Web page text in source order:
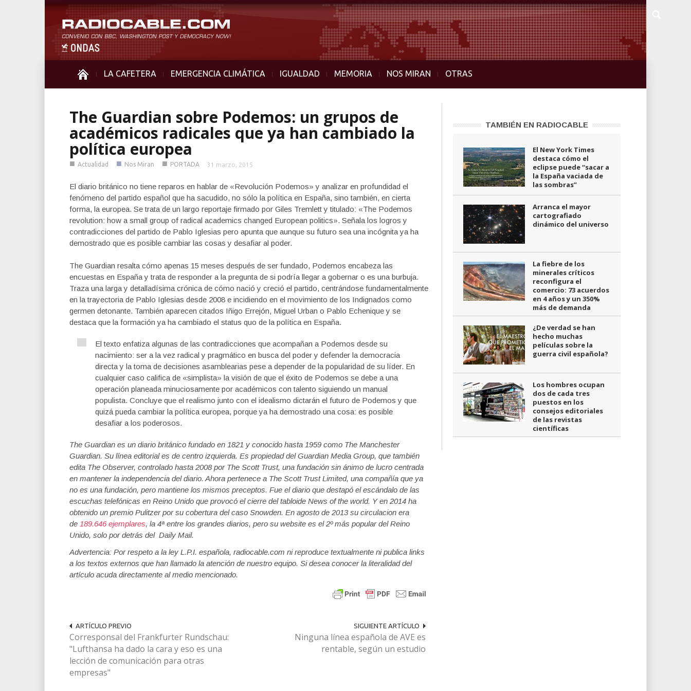
LA CAFETERA EMERGENCIA CLIMÁTICA IGUALDAD MEMORIA NOS MIRAN OTRAS
The Guardian sobre Podemos: un grupos de
académicos radicales que ya han cambiado la
política europea
■ Actualidad ■ Nos Miran ■ PORTADA 31 marzo, 2015
El diario británico no tiene reparos en hablar de «Revolución Podemos» y analizar en profundidad el
fenómeno del partido español que ha sacudido, no sólo la política en España, sino también, en cierta
forma, la europea. Se trata de un largo reportaje firmado por Giles Tremlett y titulado: «The Podemos
revolution: how a small group of radical academics changed European politics». Señala los logros y
contradicciones del partido de Pablo Iglesias pero apunta que aunque su futuro sea una incógnita ya ha
demostrado que es posible cambiar las cosas y desafiar al poder.
The Guardian resalta cómo apenas 15 meses después de ser fundado, Podemos encabeza las
encuestas en España y trata de responder a la pregunta de si podría llegar a gobernar o es una burbuja.
Traza una larga y detalladísima crónica de cómo nació y creció el partido, centrándose fundamentalmente
en la trayectoria de Pablo Iglesias desde 2008 e incidiendo en el movimiento de los Indignados como
germen detonante. También aparecen citados Iñigo Errejón, Miguel Urban o Pablo Echenique y se
destaca que la formación ya ha cambiado el status quo de la política en España.
El texto enfatiza algunas de las contradicciones que acompañan a Podemos desde su
nacimiento: ser a la vez radical y pragmático en busca del poder y defender la democracia
directa y la toma de decisiones asamblearias pese a depender de la popularidad de su líder. En
cualquier caso califica de «simplista» la visión de que el éxito de Podemos se debe a una
operación planeada minuciosamente por académicos con talento siguiendo un manual
populista. Concluye que el realismo junto con el idealismo dictarán el futuro de Podemos y que
quizá pueda cambiar la política europea, porque ya ha demostrado una cosa: es posible
desafiar a los poderosos.
The Guardian es un diario británico fundado en 1821 y conocido hasta 1959 como The Manchester
Guardian. Su línea editorial es de centro izquierda. Es propiedad del Guardian Media Group, que también
edita The Observer, controlado hasta 2008 por The Scott Trust, una fundación sin ánimo de lucro centrada
en mantener la independencia del diario. Ahora pertenece a The Scott Trust Limited, una compañía que ya
no es una fundación, pero mantiene los mismos preceptos. Fue el diario que destapó el escándalo de las
escuchas telefónicas en Reino Unido que provocó el cierre del tabloide News of the world. Y en 2014 ha
obtenido un premio Pulitzer por su cobertura del caso Snowden. En agosto de 2013 su circulacion era
de 189.646 ejemplares, la 4ª entre los grandes diarios, pero su website es el 2º más popular del Reino
Unido, solo por detrás del Daily Mail.
Advertencia: Por respeto a la ley L.P.I. española, radiocable.com ni reproduce textualmente ni publica links
a los textos externos que han llamado la atención de nuestro equipo. Si desea conocer la literalidad del
artículo acuda directamente al medio mencionado.
ARTÍCULO PREVIO
Corresponsal del Frankfurter Rundschau:
"Lufthansa ha dado la cara y eso es una
lección de comunicación para otras
empresas"
SIGUIENTE ARTÍCULO
Ninguna línea española de AVE es
rentable, según un estudio
TAMBIÉN EN RADIOCABLE
El New York Times
destaca cómo el
eclipse puede “sacar a
la España vaciada de
las sombras”
Arranca el mayor
cartografiado
dinámico del universo
La fiebre de los
minerales críticos
reconfigura el
comercio: 73 acuerdos
en 4 años y un 350%
más de demanda
¿De verdad se han
hecho muchas
películas sobre la
guerra civil española?
Los hombres ocupan
dos de cada tres
puestos en los
consejos editoriales
de las revistas
científicas